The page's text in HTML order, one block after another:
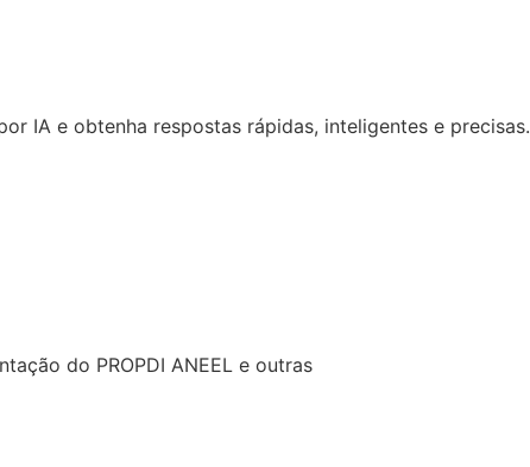
IA e obtenha respostas rápidas, inteligentes e precisas.
do PROPDI ANEEL e outras